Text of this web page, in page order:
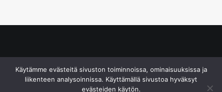
Käytämme evästeitä sivuston toiminnoissa, ominaisuuksissa ja
liikenteen analysoinnissa. Käyttämällä sivustoa hyväksyt
evästeiden käytön.